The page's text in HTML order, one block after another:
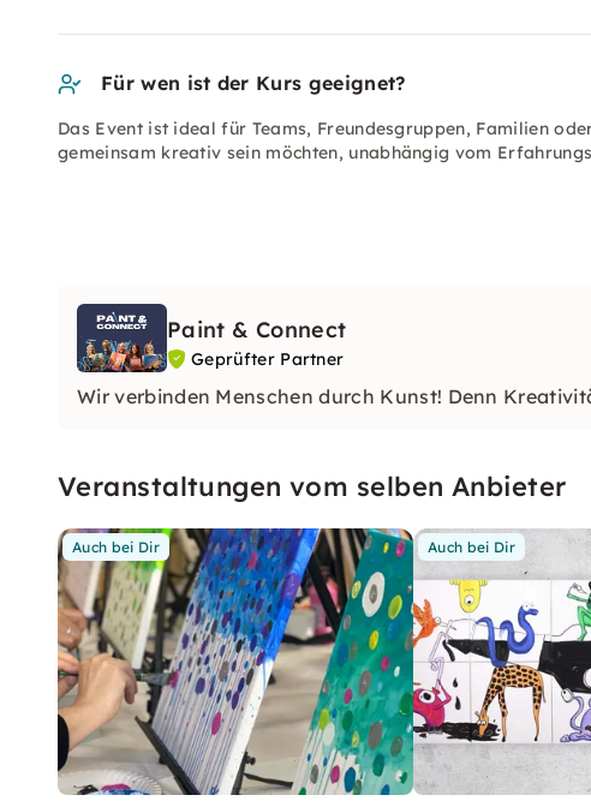
Für wen ist der Kurs geeignet?
Das Event ist ideal für Teams, Freundesgruppen, Familien
gemeinsam kreativ sein möchten, unabhängig vom
Paint & Connect
Geprüfter Partner
Wir verbinden Menschen durch Kunst! Denn
Veranstaltungen vom selben Anbieter
Auch bei Dir Auch bei Dir